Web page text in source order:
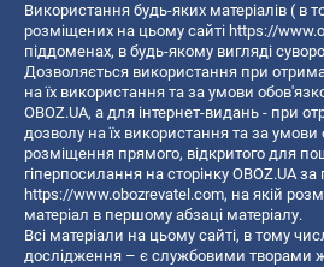
Використання будь-яких матеріалів ( в
розміщених на цьому сайті https://
піддоменах, в будь-якому вигляді
Дозволяється використання при
на їх використання та за умови
OBOZ.UA, а для інтернет-видань - при
дозволу на їх використання та за умови
розміщення прямого, відкритого для
гіперпосилання на сторінку OBOZ.UA
https://www.obozrevatel.com, на якій
матеріал в першому абзаці матеріалу.
Всі матеріали на цьому сайті, в тому
дослідження – є службовими творами